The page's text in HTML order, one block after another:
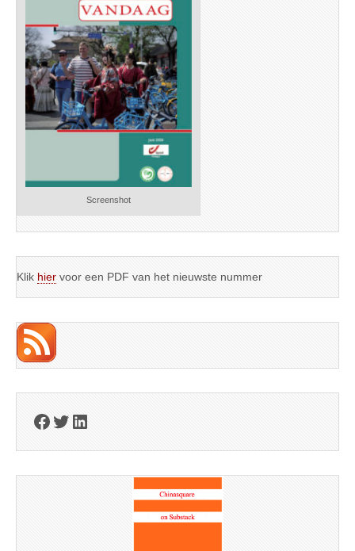
Screenshot
Klik hier voor een PDF van het nieuwste nummer
Facebook
Twitter
LinkedIn